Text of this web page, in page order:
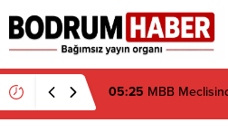
19:16Atatürk’ün İsmi
Düşünce Derneği
Navigasyon mu